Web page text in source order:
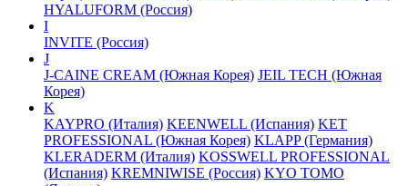
HYALUFORM (Россия)
I
INVITE (Россия)
J
J-CAINE CREAM (Южная Корея) JEIL TECH (Южная
Корея)
K
KAYPRO (Италия) KEENWELL (Испания) KET
PROFESSIONAL (Южная Корея) KLAPP (Германия)
KLERADERM (Италия) KOSSWELL PROFESSIONAL
(Испания) KREMNIWISE (Россия) KYO TOMO